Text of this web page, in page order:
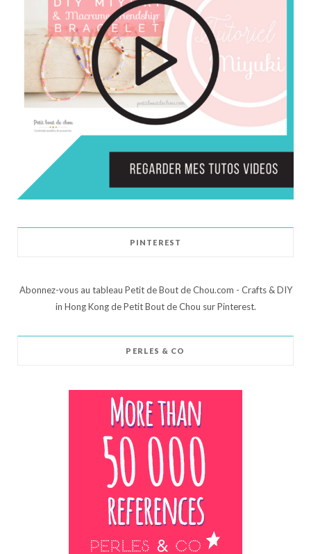
PINTEREST
Abonnez-vous au tableau Petit de Bout de Chou.com - Crafts & DIY
in Hong Kong de Petit Bout de Chou sur Pinterest.
PERLES & CO